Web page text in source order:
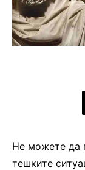
Не можете да
тешките